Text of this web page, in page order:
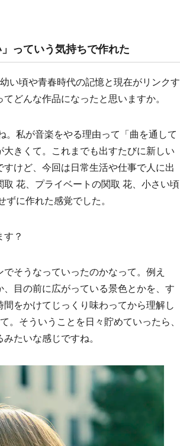
っていう気持ちで作れた
い頃や青春時代の記憶と現在がリンクす
どんな作品になったと思いますか。
私が音楽をやる理由って「曲を通して
きくて。これまでも出すたびに新しい
けど、今回は日常生活や仕事で人に出
花、プライベートの関取 花、小さい頃
に作れた感覚でした。
？
そうなっていったのかなって。例え
目の前に広がっている景色とかを、す
をかけてじっくり味わってから理解し
そういうことを日々貯めていったら、
たいな感じですね。